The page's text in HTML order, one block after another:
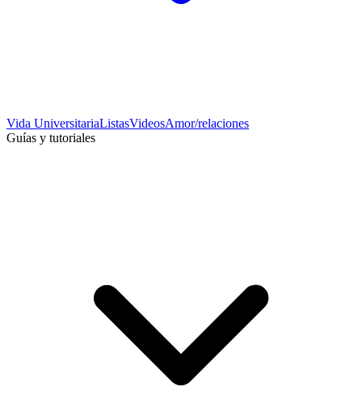
Vida UniversitariaListasVideosAmor/relaciones
Guías y tutoriales